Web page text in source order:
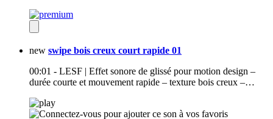
new swipe bois creux court rapide 01
00:01 - LESF | Effet sonore de glissé pour motion design –
durée courte et mouvement rapide – texture bois creux –…